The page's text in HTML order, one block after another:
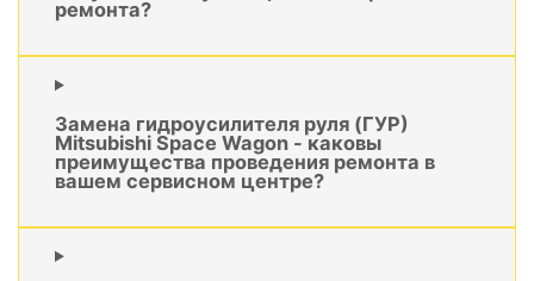
ремонта?
Замена гидроусилителя руля (ГУР)
Mitsubishi Space Wagon - каковы
преимущества проведения ремонта в
вашем сервисном центре?